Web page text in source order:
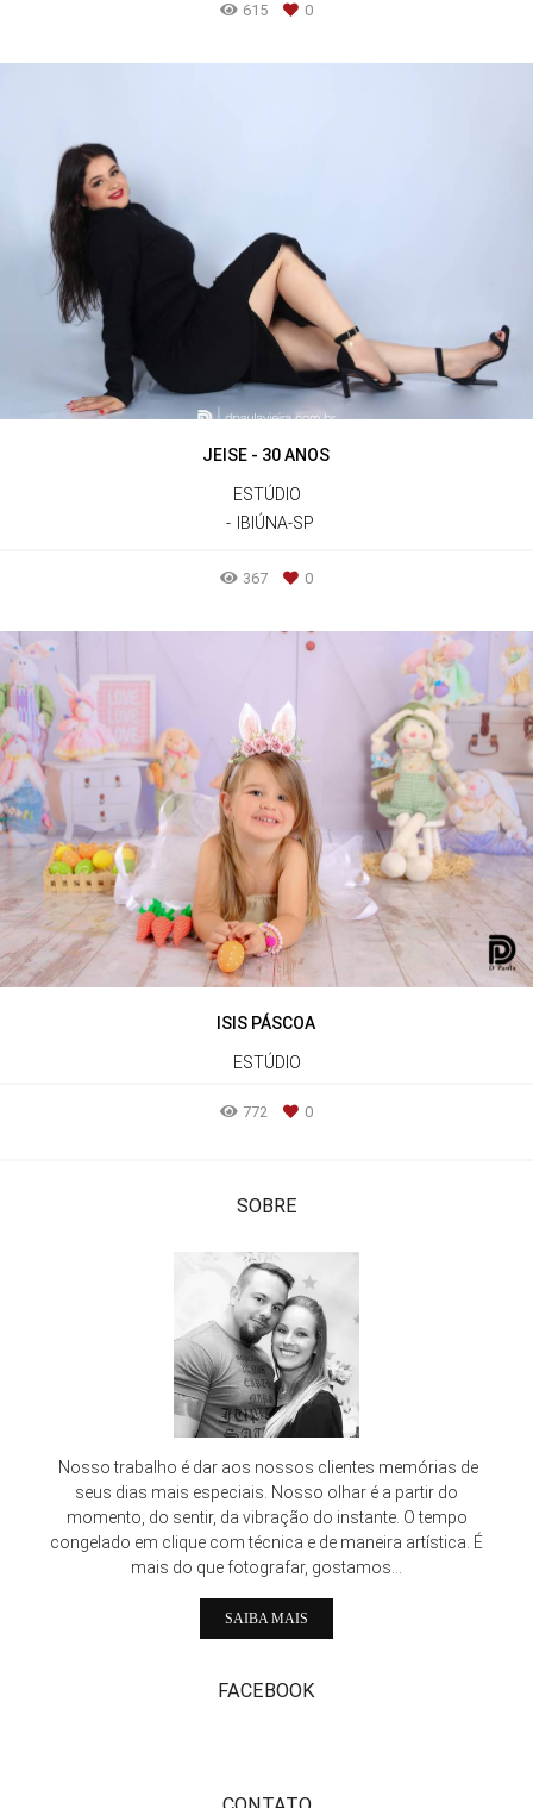
615 0
JEISE - 30 ANOS
ESTÚDIO
IBIÚNA-SP
367 0
ISIS PÁSCOA
ESTÚDIO
772 0
SOBRE
Nosso trabalho é dar aos nossos clientes memórias de
seus dias mais especiais. Nosso olhar é a partir do
momento, do sentir, da vibração do instante. O tempo
congelado em clique com técnica e de maneira artística. É
mais do que fotografar, gostamos...
SAIBA MAIS
FACEBOOK